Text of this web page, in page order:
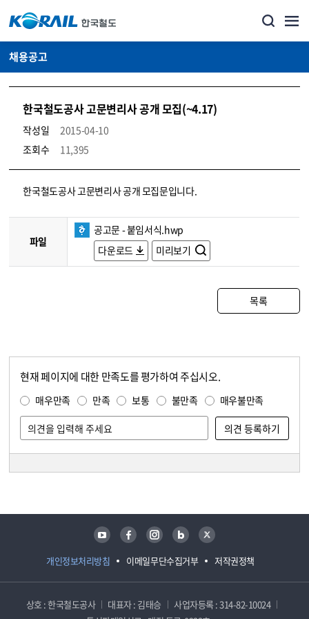
채용공고
한국철도공사 고문변리사 공개 모집(~4.17)
작성일
2015-04-10
조회수
11,395
코레일소개_경영공시_채용공고 상세보기 – 내용, 파일, 담당자 연락처로 구성
한국철도공사 고문변리사 공개 모집문입니다.
파일
공고문 - 붙임서식.hwp
다운로드
미리보기
목록
현재 페이지에 대한 만족도를 평가하여 주십시오.
매우만족 만족 보통 불만족 매우불만족
개인정보처리방침 이메일무단수집거부 저작권정책
유튜브 페이스북 인스타그램 블로그 트위터
상호 : 한국철도공사 대표자 : 김태승
사업자등록 : 314-82-10024